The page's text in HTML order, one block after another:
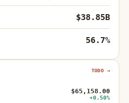
$38.85B
56.7%
TODO →
$65,158.00
+0.50%